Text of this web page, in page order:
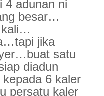
4 adunan ni
besar…
kali…
jika
satu
diadun
6 kaler
persatu kaler